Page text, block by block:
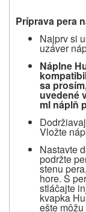
Príprava pera
Najprv si
uzáver
Náplne
sa
uvedené
ml náplň
Vložte
Nastavte
podržte
stenu
hore. S
stláčajte
kvapka
ešte